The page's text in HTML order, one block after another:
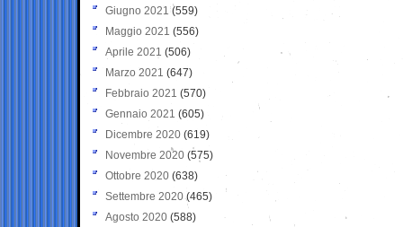
Giugno 2021(559)
Maggio 2021 (556)
Aprile 2021 (506)
Marzo 2021 (647)
Febbraio 2021 (570)
Gennaio 2021 (605)
Dicembre 2020 (619)
Novembre 2020 (575)
Ottobre 2020 (638)
Settembre 2020(465)
Agosto 2020 (588)